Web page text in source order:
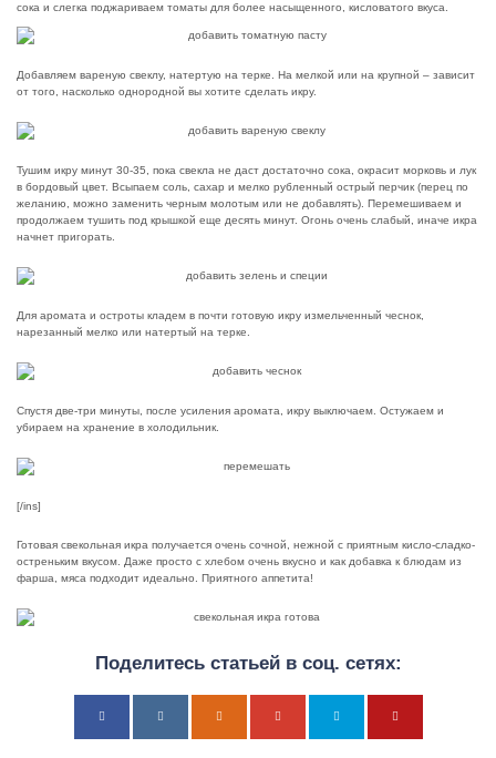
сока и слегка поджариваем томаты для более насыщенного, кисловатого вкуса.
Добавляем вареную свеклу, натертую на терке. На мелкой или на крупной – зависит
от того, насколько однородной вы хотите сделать икру.
Тушим икру минут 30-35, пока свекла не даст достаточно сока, окрасит морковь и лук
в бордовый цвет. Всыпаем соль, сахар и мелко рубленный острый перчик (перец по
желанию, можно заменить черным молотым или не добавлять). Перемешиваем и
продолжаем тушить под крышкой еще десять минут. Огонь очень слабый, иначе икра
начнет пригорать.
Для аромата и остроты кладем в почти готовую икру измельченный чеснок,
нарезанный мелко или натертый на терке.
Спустя две-три минуты, после усиления аромата, икру выключаем. Остужаем и
убираем на хранение в холодильник.
[/ins]
Готовая свекольная икра получается очень сочной, нежной с приятным кисло-сладко-
остреньким вкусом. Даже просто с хлебом очень вкусно и как добавка к блюдам из
фарша, мяса подходит идеально. Приятного аппетита!
Поделитесь статьей в соц. сетях: